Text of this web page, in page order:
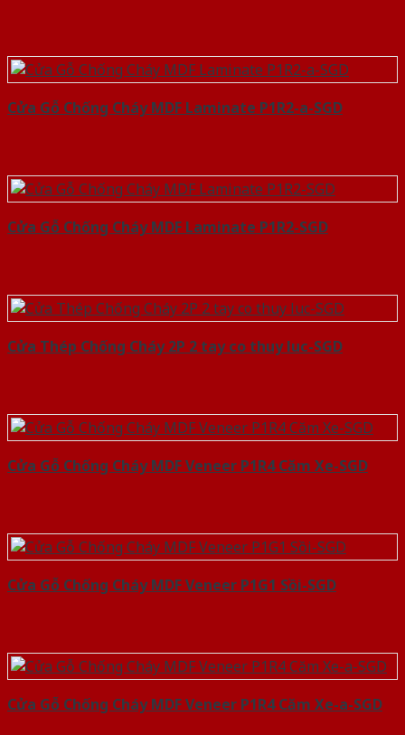
Cửa Gỗ Chống Cháy MDF Laminate P1R2-a-SGD
Cửa Gỗ Chống Cháy MDF Laminate P1R2-SGD
Cửa Thép Chống Cháy 2P 2 tay co thuy luc-SGD
Cửa Gỗ Chống Cháy MDF Veneer P1R4 Căm Xe-SGD
Cửa Gỗ Chống Cháy MDF Veneer P1G1 Sồi-SGD
Cửa Gỗ Chống Cháy MDF Veneer P1R4 Căm Xe-a-SGD